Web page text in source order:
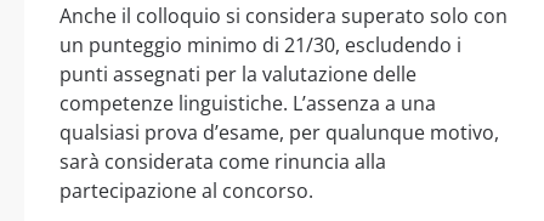
Anche il colloquio si considera superato solo con
un punteggio minimo di 21/30, escludendo i
punti assegnati per la valutazione delle
competenze linguistiche. L’assenza a una
qualsiasi prova d’esame, per qualunque motivo,
sarà considerata come rinuncia alla
partecipazione al concorso.